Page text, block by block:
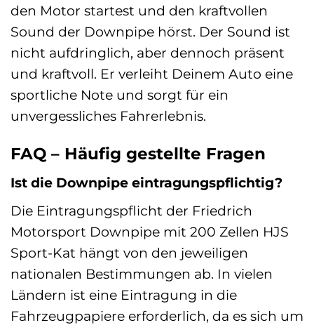
den Motor startest und den kraftvollen
Sound der Downpipe hörst. Der Sound ist
nicht aufdringlich, aber dennoch präsent
und kraftvoll. Er verleiht Deinem Auto eine
sportliche Note und sorgt für ein
unvergessliches Fahrerlebnis.
FAQ – Häufig gestellte Fragen
Ist die Downpipe eintragungspflichtig?
Die Eintragungspflicht der Friedrich
Motorsport Downpipe mit 200 Zellen HJS
Sport-Kat hängt von den jeweiligen
nationalen Bestimmungen ab. In vielen
Ländern ist eine Eintragung in die
Fahrzeugpapiere erforderlich, da es sich um